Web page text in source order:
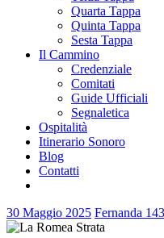
Quarta Tappa
Quinta Tappa
Sesta Tappa
Il Cammino
Credenziale
Comitati
Guide Ufficiali
Segnaletica
Ospitalità
Itinerario Sonoro
Blog
Contatti
30 Maggio 2025 Fernanda